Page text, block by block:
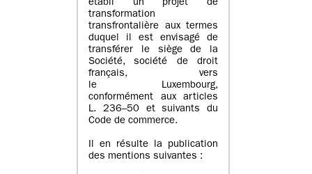
établi un projet de
transformation
transfrontalière aux termes
duquel il est envisagé de
transférer le siège de la
Société, société de droit
français, vers
le Luxembourg,
conformément aux articles
L. 236–50 et suivants du
Code de commerce.
Il en résulte la publication
des mentions suivantes :